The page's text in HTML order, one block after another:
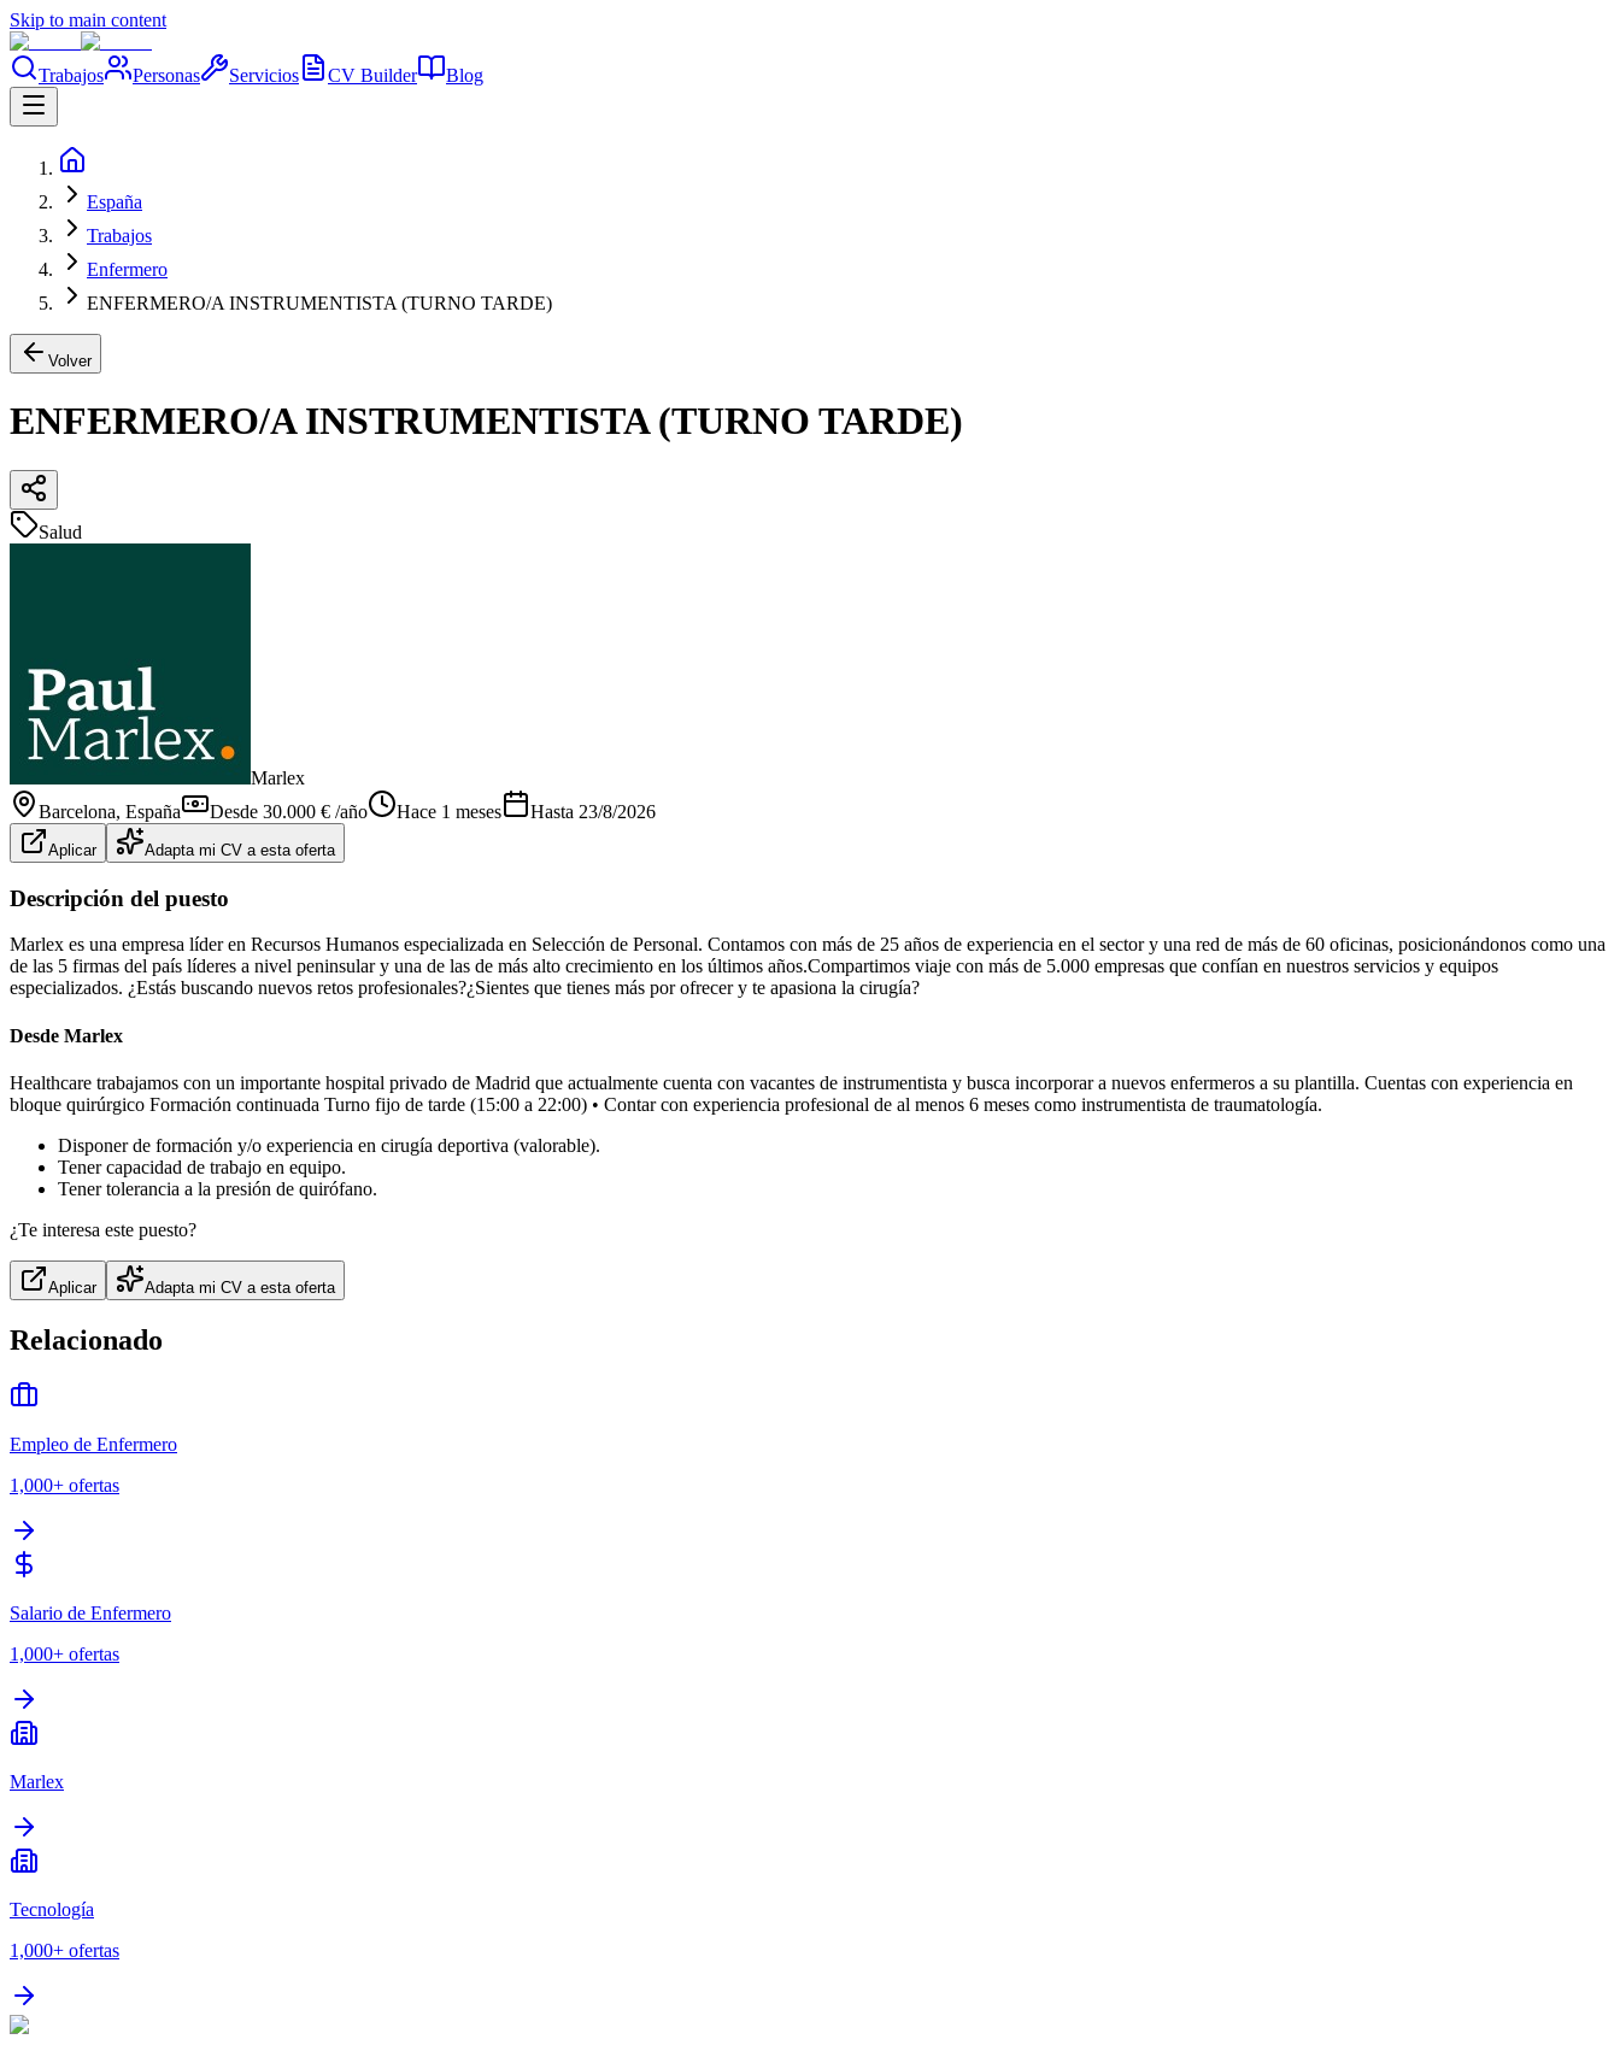
Skip to main content
Trabajos Personas Servicios CV Builder Blog
España
Trabajos
Enfermero
ENFERMERO/A INSTRUMENTISTA (TURNO TARDE)
Volver
ENFERMERO/A INSTRUMENTISTA (TURNO TARDE)
Salud
Marlex
Barcelona, España Desde 30.000 € /año Hace 1 meses Hasta 23/8/2026
Aplicar Adapta mi CV a esta oferta
Descripción del puesto
Marlex es una empresa líder en Recursos Humanos especializada en Selección de Personal. Contamos con más de 25 años de experiencia en el sector y una red de más de 60 oficinas, posicionándonos como una
de las 5 firmas del país líderes a nivel peninsular y una de las de más alto crecimiento en los últimos años.Compartimos viaje con más de 5.000 empresas que confían en nuestros servicios y equipos
especializados. ¿Estás buscando nuevos retos profesionales?¿Sientes que tienes más por ofrecer y te apasiona la cirugía?
Desde Marlex
Healthcare trabajamos con un importante hospital privado de Madrid que actualmente cuenta con vacantes de instrumentista y busca incorporar a nuevos enfermeros a su plantilla. Cuentas con experiencia en
bloque quirúrgico Formación continuada Turno fijo de tarde (15:00 a 22:00) • Contar con experiencia profesional de al menos 6 meses como instrumentista de traumatología.
Disponer de formación y/o experiencia en cirugía deportiva (valorable).
Tener capacidad de trabajo en equipo.
Tener tolerancia a la presión de quirófano.
¿Te interesa este puesto?
Aplicar Adapta mi CV a esta oferta
Relacionado
Empleo de Enfermero
1,000+ ofertas
Salario de Enfermero
1,000+ ofertas
Marlex
Tecnología
1,000+ ofertas